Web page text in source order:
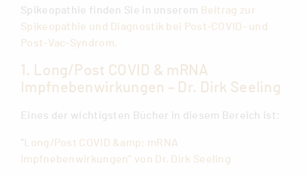
Spikeopathie finden Sie in unserem Beitrag zur
Spikeopathie und Diagnostik bei Post-COVID- und
Post-Vac-Syndrom.
1. Long/Post COVID & mRNA
Impfnebenwirkungen – Dr. Dirk Seeling
Eines der wichtigsten Bücher in diesem Bereich ist:
“ Long/Post COVID &amp; mRNA
Impfnebenwirkungen” von Dr. Dirk Seeling